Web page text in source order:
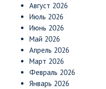
Август 2026
Июль 2026
Июнь 2026
Май 2026
Апрель 2026
Март 2026
Февраль 2026
Январь 2026